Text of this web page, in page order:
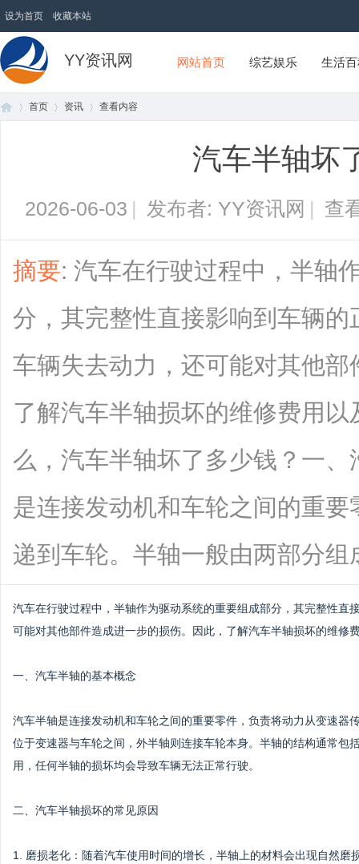
设为首页 收藏本站
YY资讯网 网站首页 综艺娱乐 生活
首页 资讯 查看内容
汽车半轴坏
2026-06-03 | 发布者: YY资讯网 | 查
摘要: 汽车在行驶过程中，半轴
分，其完整性直接影响到车辆
车辆失去动力，还可能对其他
了解汽车半轴损坏的维修费用
么，汽车半轴坏了多少钱？一
是连接发动机和车轮之间的重
递到车轮。半轴一般由两部分组
汽车在行驶过程中，半轴作为驱动系统的重要组成部分，其完整性直
可能对其他部件造成进一步的损伤。因此，了解汽车半轴损坏的维修
一、汽车半轴的基本概念
汽车半轴是连接发动机和车轮之间的重要零件，负责将动力从变速器
位于变速器与车轮之间，外半轴则连接车轮本身。半轴的结构通常包
用，任何半轴的损坏均会导致车辆无法正常行驶。
二、汽车半轴损坏的常见原因
1. 磨损老化：随着汽车使用时间的增长，半轴上的材料会出现自然磨